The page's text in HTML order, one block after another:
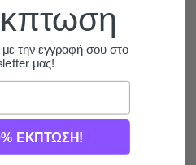
water full moist
την εγγραφή σου στο
μας!
ΕΚΠΤΩΣΗ!